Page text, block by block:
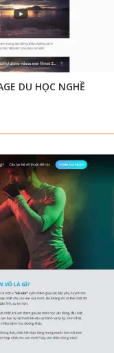
DU HỌC NGHỀ